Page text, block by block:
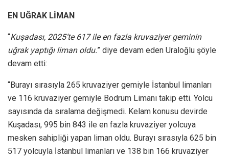
EN UĞRAK LİMAN
“Kuşadası, 2025’te 617 ile en fazla kruvaziyer geminin
uğrak yaptığı liman oldu.” diye devam eden Uraloğlu şöyle
devam etti:
“Burayı sırasıyla 265 kruvaziyer gemiyle İstanbul limanları
ve 116 kruvaziyer gemiyle Bodrum Limanı takip etti. Yolcu
sayısında da sıralama değişmedi. Kelam konusu devirde
Kuşadası, 995 bin 843 ile en fazla kruvaziyer yolcuya
mesken sahipliği yapan liman oldu. Burayı sırasıyla 625 bin
517 yolcuyla İstanbul limanları ve 138 bin 166 kruvaziyer